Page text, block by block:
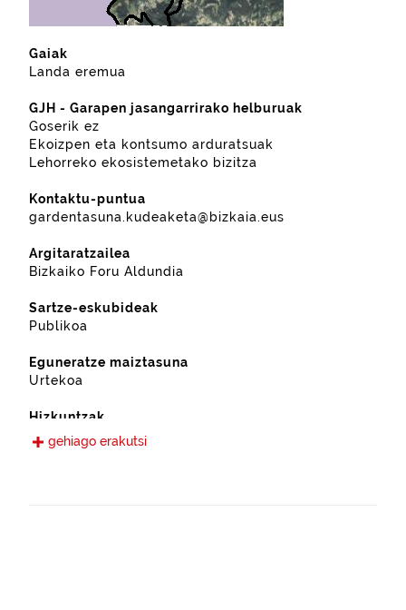
Gaiak
Landa eremua
GJH - Garapen jasangarrirako helburuak
Goserik ez
Ekoizpen eta kontsumo arduratsuak
Lehorreko ekosistemetako bizitza
Kontaktu-puntua
gardentasuna.kudeaketa@bizkaia.eus
Argitaratzailea
Bizkaiko Foru Aldundia
Sartze-eskubideak
Publikoa
Eguneratze maiztasuna
Urtekoa
Hizkuntzak
Gaztelania
gehiago erakutsi